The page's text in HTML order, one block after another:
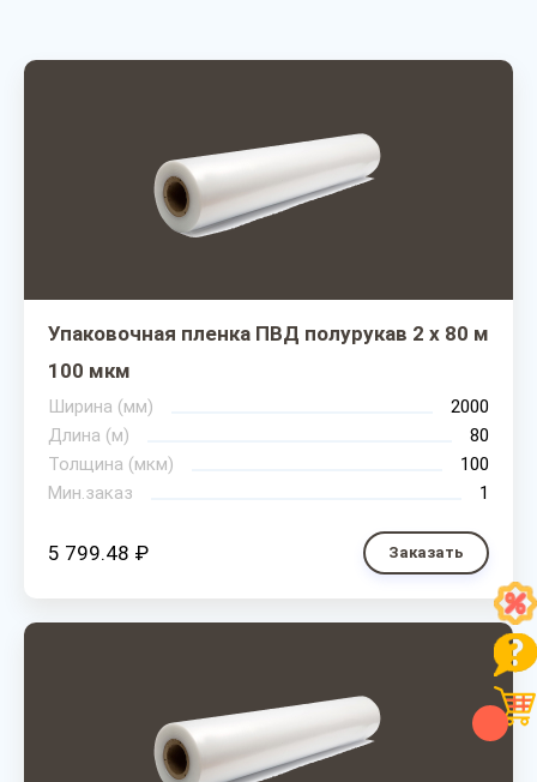
Упаковочная пленка ПВД полурукав 2 х 80 м
100 мкм
Ширина (мм)
2000
Длина (м)
80
Толщина (мкм)
100
Мин.заказ
1
5 799.48 ₽ Заказать